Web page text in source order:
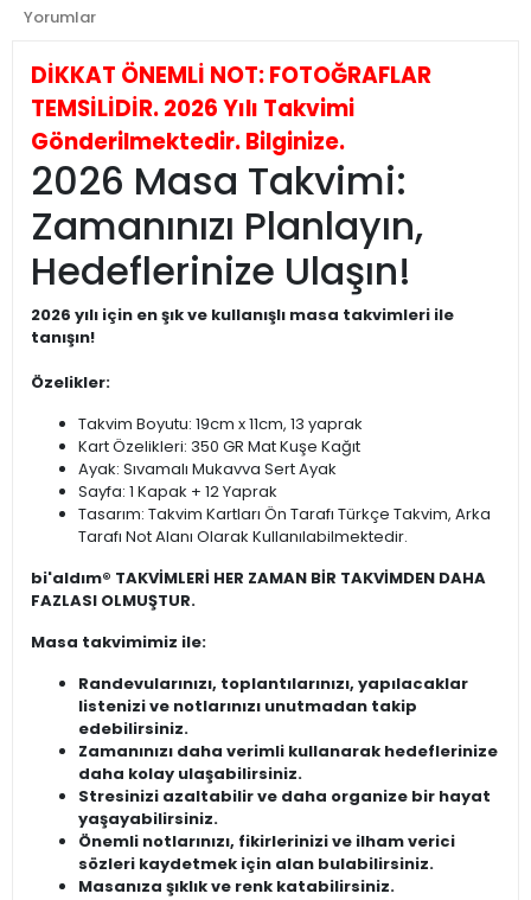
Yorumlar
DİKKAT ÖNEMLİ NOT: FOTOĞRAFLAR
TEMSİLİDİR. 2026 Yılı Takvimi
Gönderilmektedir. Bilginize.
2026 Masa Takvimi:
Zamanınızı Planlayın,
Hedeflerinize Ulaşın!
2026 yılı için en şık ve kullanışlı masa takvimleri ile
tanışın!
Özelikler:
Takvim Boyutu: 19cm x 11cm, 13 yaprak
Kart Özelikleri: 350 GR Mat Kuşe Kağıt
Ayak: Sıvamalı Mukavva Sert Ayak
Sayfa: 1 Kapak + 12 Yaprak
Tasarım: Takvim Kartları Ön Tarafı Türkçe Takvim, Arka
Tarafı Not Alanı Olarak Kullanılabilmektedir.
bi'aldım® TAKVİMLERİ HER ZAMAN BİR TAKVİMDEN DAHA
FAZLASI OLMUŞTUR.
Masa takvimimiz ile:
Randevularınızı, toplantılarınızı, yapılacaklar
listenizi ve notlarınızı unutmadan takip
edebilirsiniz.
Zamanınızı daha verimli kullanarak hedeflerinize
daha kolay ulaşabilirsiniz.
Stresinizi azaltabilir ve daha organize bir hayat
yaşayabilirsiniz.
Önemli notlarınızı, fikirlerinizi ve ilham verici
sözleri kaydetmek için alan bulabilirsiniz.
Masanıza şıklık ve renk katabilirsiniz.